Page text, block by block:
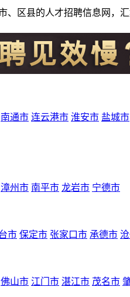
、区县的人才招聘信息网
南通市 连云港市 淮安市 盐城市
漳州市 南平市 龙岩市 宁德市
市 保定市 张家口市 承德市
佛山市 江门市 湛江市 茂名市